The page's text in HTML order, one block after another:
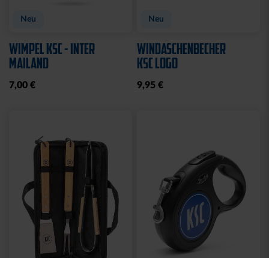
Neu
WIMPEL KSC - INTER
MAILAND
7,00 €
Neu
WINDASCHENBECHER
KSC LOGO
9,95 €